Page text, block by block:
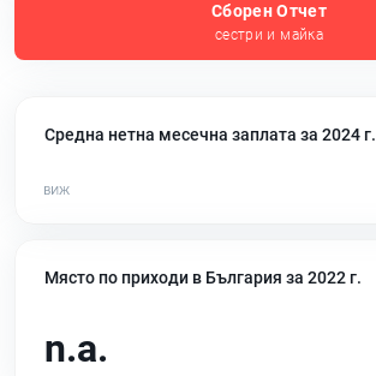
Сборен Отчет
сестри и майка
Средна нетна месечна заплата за 2024 г.
Място по приходи в България за 2022 г.
n.a.